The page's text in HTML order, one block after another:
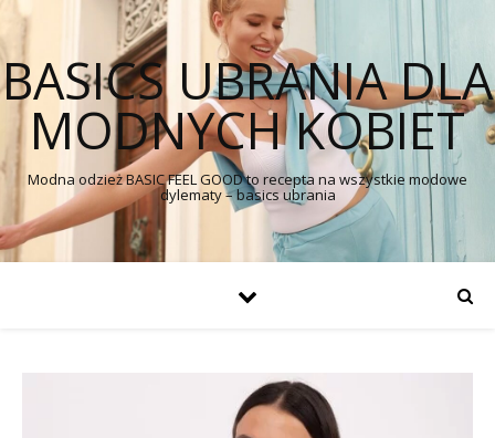
BASICS UBRANIA DLA
MODNYCH KOBIET
Modna odzież BASIC FEEL GOOD to recepta na wszystkie modowe
dylematy – basics ubrania